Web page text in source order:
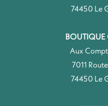
74450 Le
Aux
7011
74450 Le